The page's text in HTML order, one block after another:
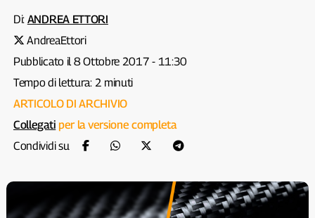
Di: ANDREA ETTORI
AndreaEttori
Pubblicato il 8 Ottobre 2017 - 11:30
Tempo di lettura: 2 minuti
ARTICOLO DI ARCHIVIO
Collegati per la versione completa
Condividi su